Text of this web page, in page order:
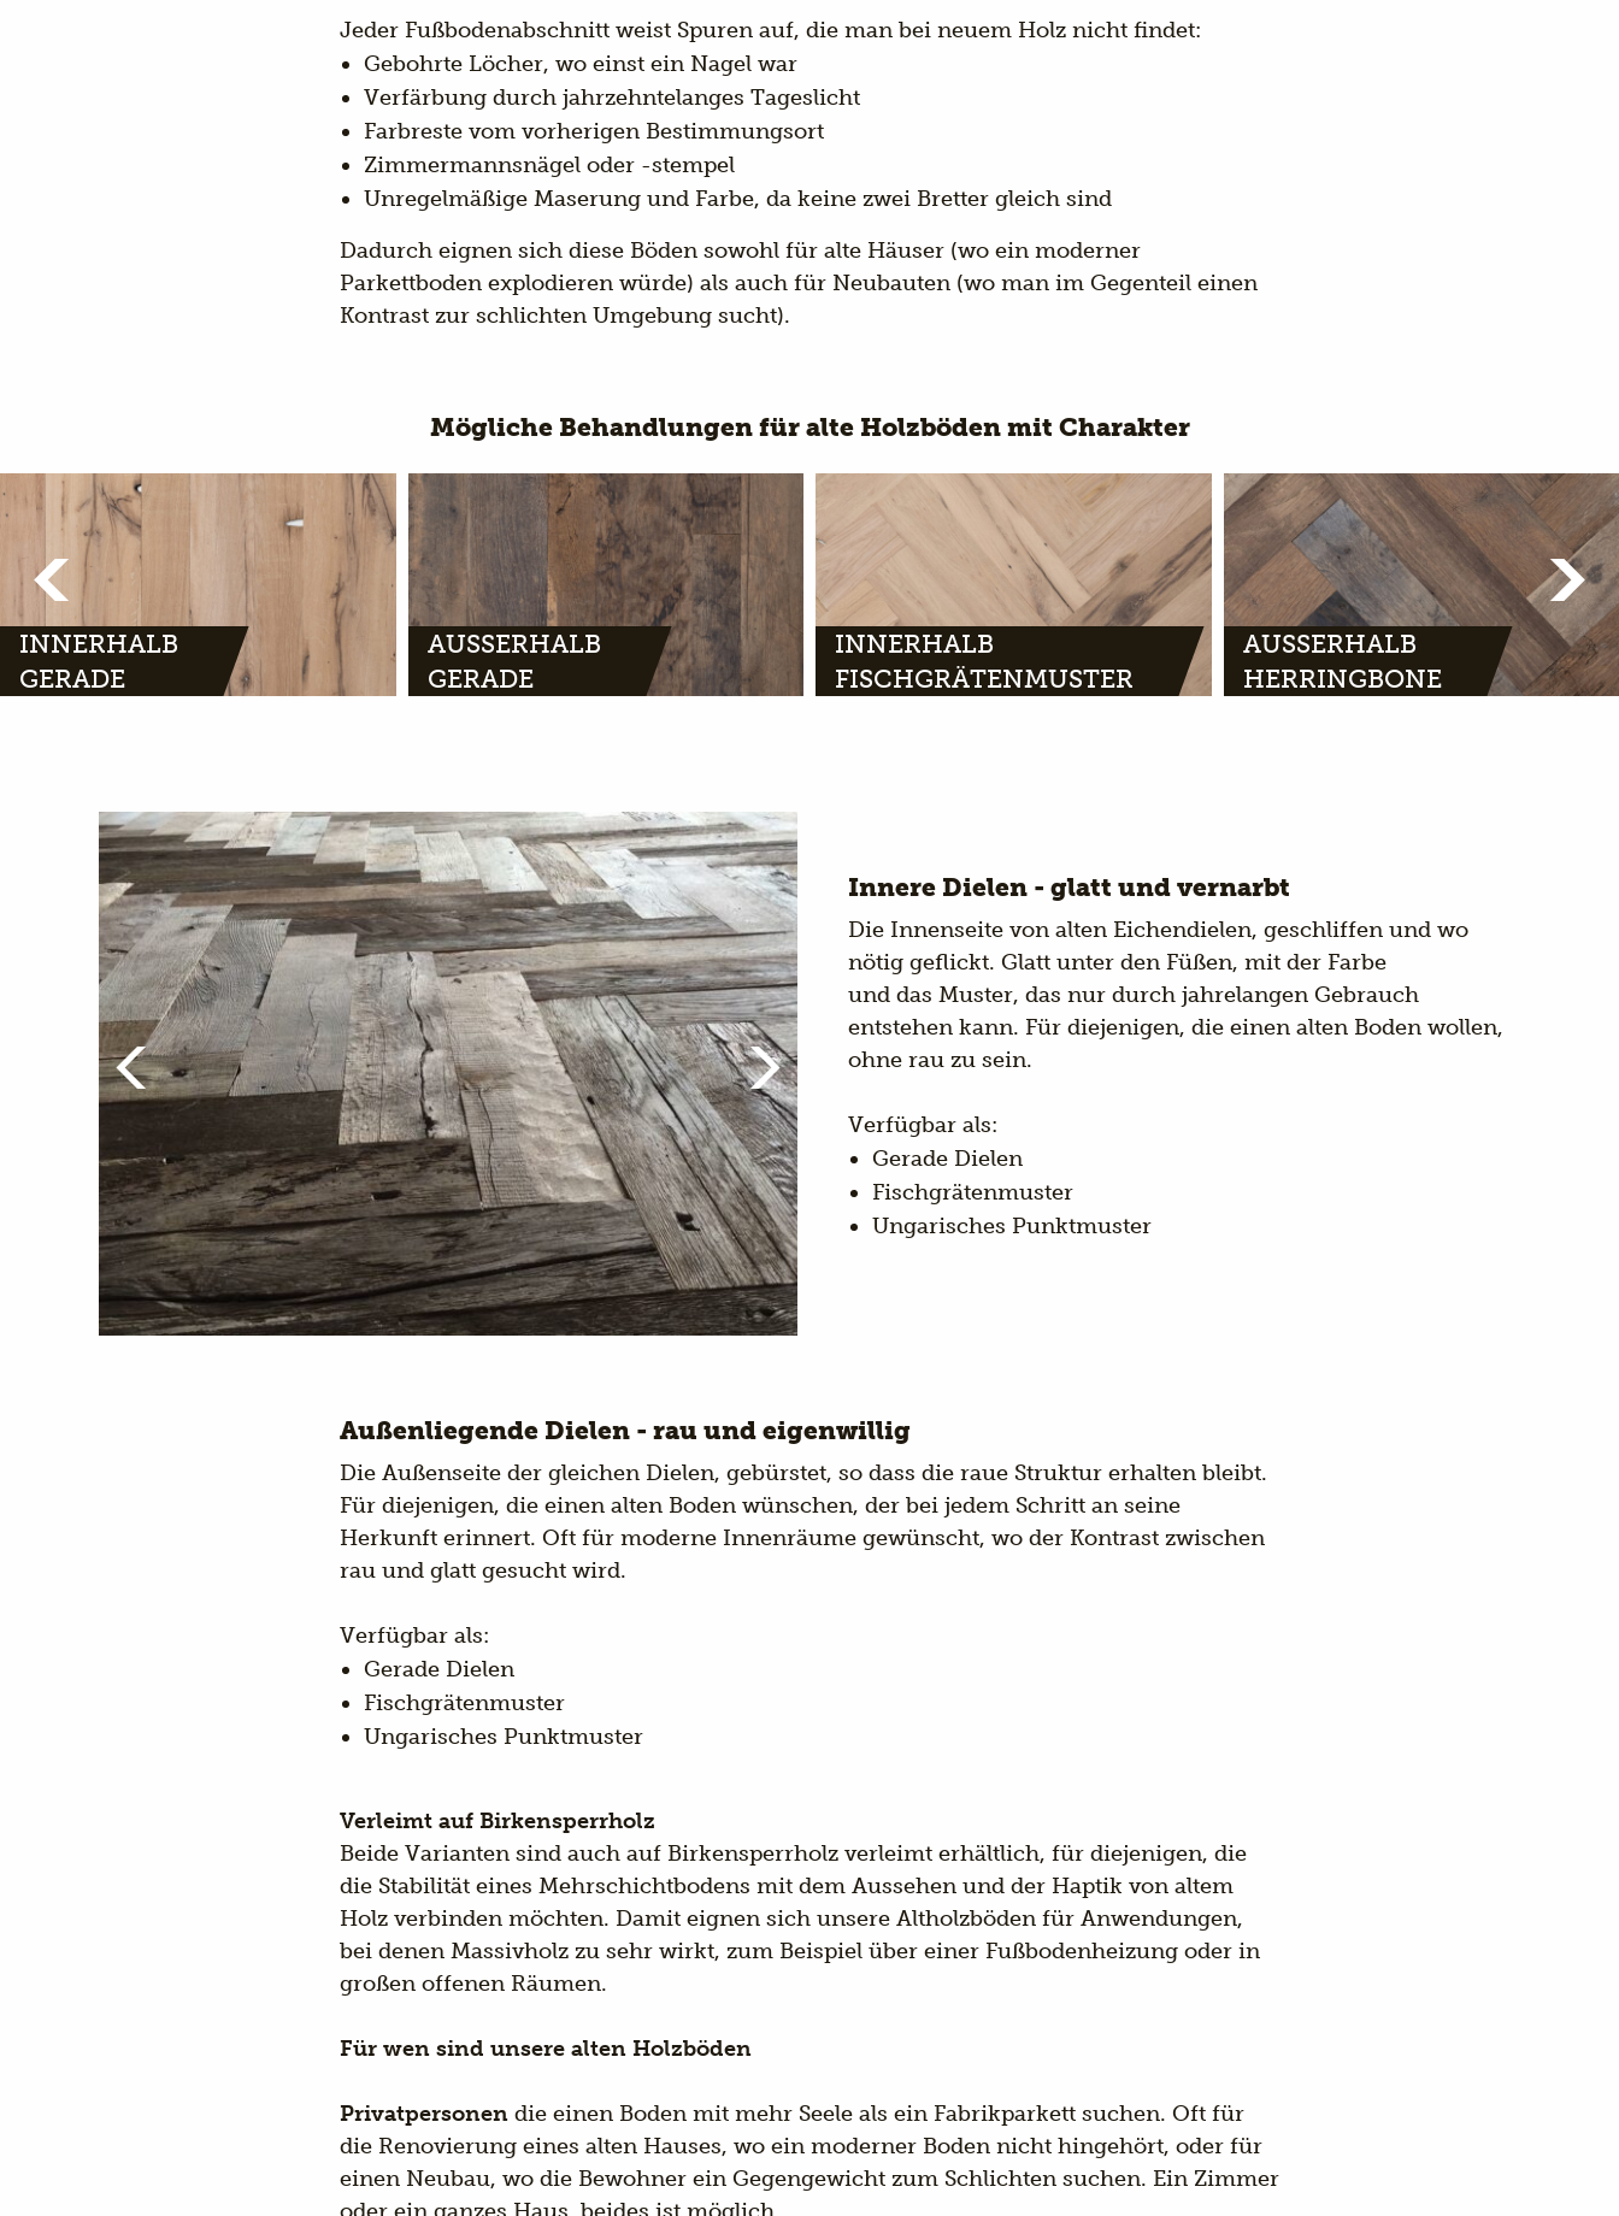
Jeder Fußbodenabschnitt weist Spuren auf, die man bei neuem Holz nicht findet:
Gebohrte Löcher, wo einst ein Nagel war
Verfärbung durch jahrzehntelanges Tageslicht
Farbreste vom vorherigen Bestimmungsort
Zimmermannsnägel oder -stempel
Unregelmäßige Maserung und Farbe, da keine zwei Bretter gleich sind
Dadurch eignen sich diese Böden sowohl für alte Häuser (wo ein moderner
Parkettboden explodieren würde) als auch für Neubauten (wo man im Gegenteil einen
Kontrast zur schlichten Umgebung sucht).
Mögliche Behandlungen für alte Holzböden mit Charakter
INNERHALB
GERADE
AUSSERHALB
GERADE
INNERHALB
FISCHGRÄTENMUSTER
AUSSERHALB
HERRINGBONE
Innere Dielen - glatt und vernarbt
Die Innenseite von alten Eichendielen, geschliffen und wo
nötig geflickt. Glatt unter den Füßen, mit der Farbe
und das Muster, das nur durch jahrelangen Gebrauch
entstehen kann. Für diejenigen, die einen alten Boden wollen,
ohne rau zu sein.
Verfügbar als:
Gerade Dielen
Fischgrätenmuster
Ungarisches Punktmuster
Außenliegende Dielen - rau und eigenwillig
Die Außenseite der gleichen Dielen, gebürstet, so dass die raue Struktur erhalten bleibt.
Für diejenigen, die einen alten Boden wünschen, der bei jedem Schritt an seine
Herkunft erinnert. Oft für moderne Innenräume gewünscht, wo der Kontrast zwischen
rau und glatt gesucht wird.
Verfügbar als:
Gerade Dielen
Fischgrätenmuster
Ungarisches Punktmuster
Verleimt auf Birkensperrholz
Beide Varianten sind auch auf Birkensperrholz verleimt erhältlich, für diejenigen, die
die Stabilität eines Mehrschichtbodens mit dem Aussehen und der Haptik von altem
Holz verbinden möchten. Damit eignen sich unsere Altholzböden für Anwendungen,
bei denen Massivholz zu sehr wirkt, zum Beispiel über einer Fußbodenheizung oder in
großen offenen Räumen.
Für wen sind unsere alten Holzböden
Privatpersonen die einen Boden mit mehr Seele als ein Fabrikparkett suchen. Oft für
die Renovierung eines alten Hauses, wo ein moderner Boden nicht hingehört, oder für
einen Neubau, wo die Bewohner ein Gegengewicht zum Schlichten suchen. Ein Zimmer